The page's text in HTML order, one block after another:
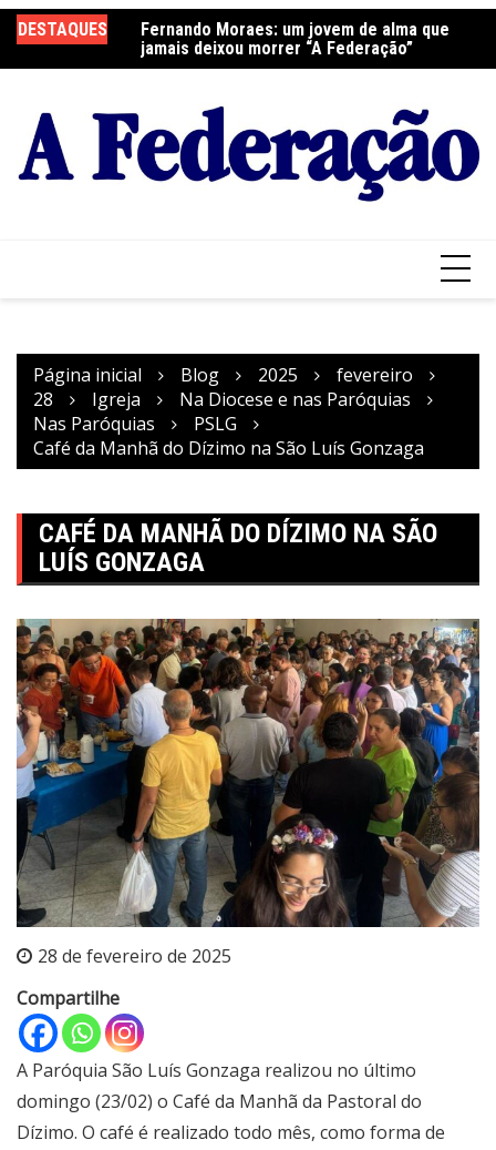
para
o
DESTAQUES
a Festa do
Fernando Moraes: um jovem de alma que
jamais deixou morrer “A Federação”
Página inicial Blog 2025
fevereiro
28
Igreja
Na Diocese e nas Paróquias
Nas Paróquias
PSLG
Café da Manhã do Dízimo na São Luís Gonzaga
CAFÉ DA MANHÃ DO DÍZIMO NA SÃO
LUÍS GONZAGA
28 de fevereiro de 2025
Compartilhe
A Paróquia São Luís Gonzaga realizou no último
domingo (23/02) o Café da Manhã da Pastoral do
Dízimo. O café é realizado todo mês, como forma de